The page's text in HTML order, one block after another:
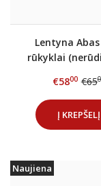
Lentyna Abas
rūkyklai
€5800 €65
Į KREPŠELĮ
Naujiena